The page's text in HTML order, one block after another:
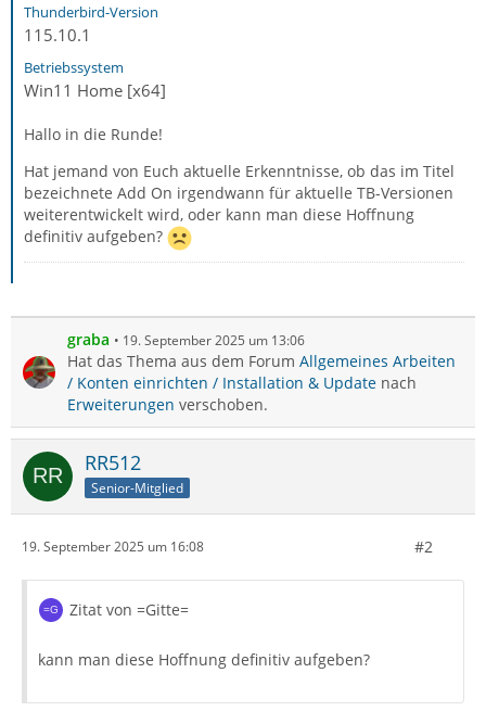
Thunderbird-Version
115.10.1
Betriebssystem
Win11 Home [x64]
Hallo in die Runde!
Hat jemand von Euch aktuelle Erkenntnisse, ob das im Titel
bezeichnete Add On irgendwann für aktuelle TB-Versionen
weiterentwickelt wird, oder kann man diese Hoffnung
definitiv aufgeben?
graba 19. September 2025 um 13:06
Hat das Thema aus dem Forum Allgemeines Arbeiten
/ Konten einrichten / Installation & Update nach
Erweiterungen verschoben.
RR512
Senior-Mitglied
19. September 2025 um 16:08 #2
Zitat von =Gitte=
kann man diese Hoffnung definitiv aufgeben?